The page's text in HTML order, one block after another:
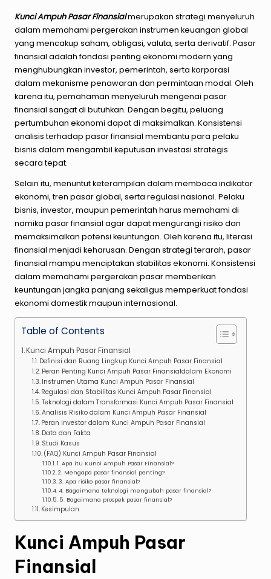
Kunci Ampuh Pasar Finansialmerupakan strategi menyeluruh
dalam memahami pergerakan instrumen keuangan global
yang mencakup saham, obligasi, valuta, serta derivatif. Pasar
finansial adalah fondasi penting ekonomi modern yang
menghubungkan investor, pemerintah, serta korporasi
dalam mekanisme penawaran dan permintaan modal. Oleh
karena itu, pemahaman menyeluruh mengenai pasar
finansial sangat di butuhkan. Dengan begitu, peluang
pertumbuhan ekonomi dapat di maksimalkan. Konsistensi
analisis terhadap pasar finansial membantu para pelaku
bisnis dalam mengambil keputusan investasi strategis
secara tepat.
Selain itu, menuntut keterampilan dalam membaca indikator
ekonomi, tren pasar global, serta regulasi nasional. Pelaku
bisnis, investor, maupun pemerintah harus memahami di
namika pasar finansial agar dapat mengurangi risiko dan
memaksimalkan potensi keuntungan. Oleh karena itu, literasi
finansial menjadi keharusan. Dengan strategi terarah, pasar
finansial mampu menciptakan stabilitas ekonomi. Konsistensi
dalam memahami pergerakan pasar memberikan
keuntungan jangka panjang sekaligus memperkuat fondasi
ekonomi domestik maupun internasional.
Table of Contents
Kunci Ampuh Pasar Finansial
Definisi dan Ruang Lingkup Kunci Ampuh Pasar Finansial
Peran Penting Kunci Ampuh Pasar Finansialdalam Ekonomi
Instrumen Utama Kunci Ampuh Pasar Finansial
Regulasi dan Stabilitas Kunci Ampuh Pasar Finansial
Teknologi dalam Transformasi Kunci Ampuh Pasar Finansial
Analisis Risiko dalam Kunci Ampuh Pasar Finansial
Peran Investor dalam Kunci Ampuh Pasar Finansial
Data dan Fakta
Studi Kasus
(FAQ) Kunci Ampuh Pasar Finansial
1. Apa itu Kunci Ampuh Pasar Finansial?
2. Mengapa pasar finansial penting?
3. Apa risiko pasar finansial?
4. Bagaimana teknologi mengubah pasar finansial?
5. Bagaimana prospek pasar finansial?
Kesimpulan
Kunci Ampuh Pasar
Finansial